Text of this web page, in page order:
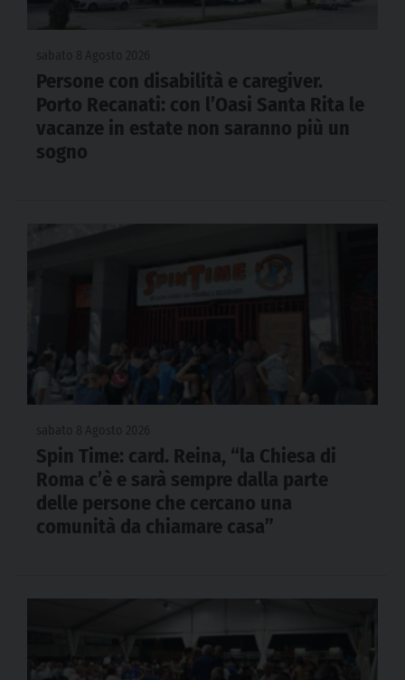
Persone con disabilità e caregiver.
Porto Recanati: con l’Oasi Santa Rita le
vacanze in estate non saranno più un
sogno
Spin Time: card. Reina, “la Chiesa di
Roma c’è e sarà sempre dalla parte
delle persone che cercano una
comunità da chiamare casa”